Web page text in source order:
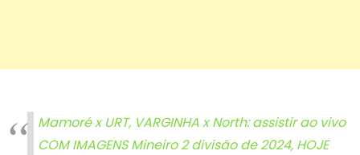
Mamoré x URT, VARGINHA x North: assistir ao vivo
COM IMAGENS Mineiro 2 divisão de 2024, HOJE